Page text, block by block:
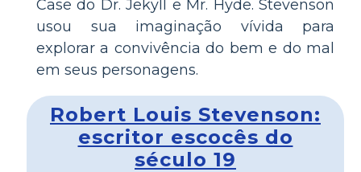
Case do Dr. Jekyll e Mr. Hyde. Stevenson
usou sua imaginação vívida para
explorar a convivência do bem e do mal
em seus personagens.
Robert Louis Stevenson:
escritor escocês do
século 19